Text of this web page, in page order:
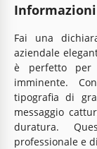
Fai una
aziendale
è perfetto per
imminente.
tipografia di
messaggio
duratura.
professionale e